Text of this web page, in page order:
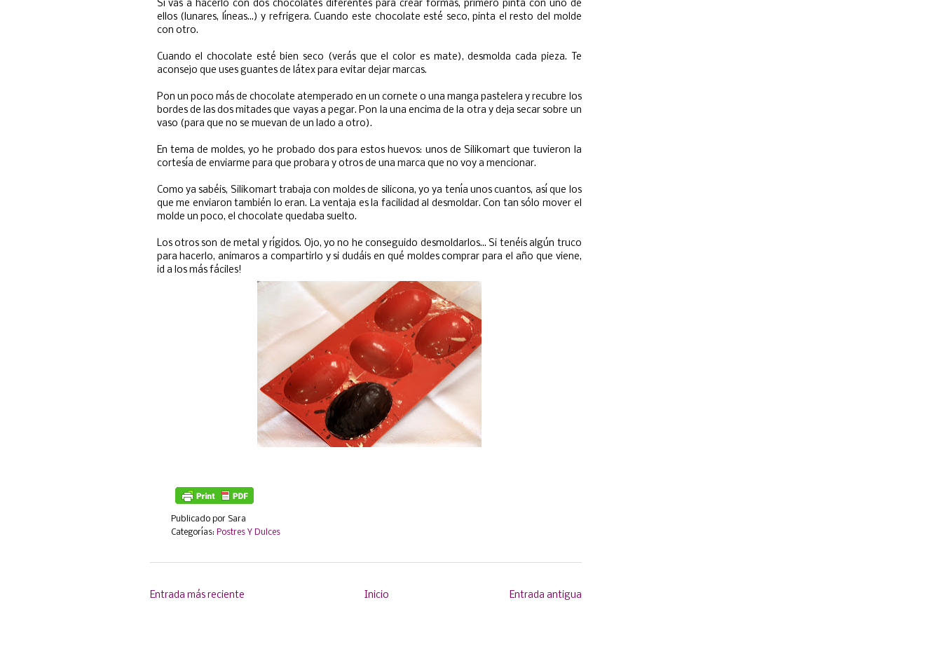
Si vas a hacerlo con dos chocolates diferentes para crear formas, primero pinta con uno de
ellos (lunares, líneas...) y refrigera. Cuando este chocolate esté seco, pinta el resto del molde
con otro.
Cuando el chocolate esté bien seco (verás que el color es mate), desmolda cada pieza. Te
aconsejo que uses guantes de látex para evitar dejar marcas.
Pon un poco más de chocolate atemperado en un cornete o una manga pastelera y recubre los
bordes de las dos mitades que vayas a pegar. Pon la una encima de la otra y deja secar sobre un
vaso (para que no se muevan de un lado a otro).
En tema de moldes, yo he probado dos para estos huevos: unos de Silikomart que tuvieron la
cortesía de enviarme para que probara y otros de una marca que no voy a mencionar.
Como ya sabéis, Silikomart trabaja con moldes de silicona, yo ya tenía unos cuantos, así que los
que me enviaron también lo eran. La ventaja es la facilidad al desmoldar. Con tan sólo mover el
molde un poco, el chocolate quedaba suelto.
Los otros son de metal y rígidos. Ojo, yo no he conseguido desmoldarlos... Si tenéis algún truco
para hacerlo, animaros a compartirlo y si dudáis en qué moldes comprar para el año que viene,
id a los más fáciles!
Publicado por Sara
Categorías: Postres Y Dulces
Entrada más reciente Entrada antigua
Inicio